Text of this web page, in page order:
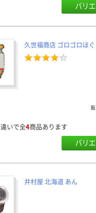
バリ
久世福商店 ゴロゴロほ
販
違いで全4商品あります
バリ
井村屋 北海道 あん